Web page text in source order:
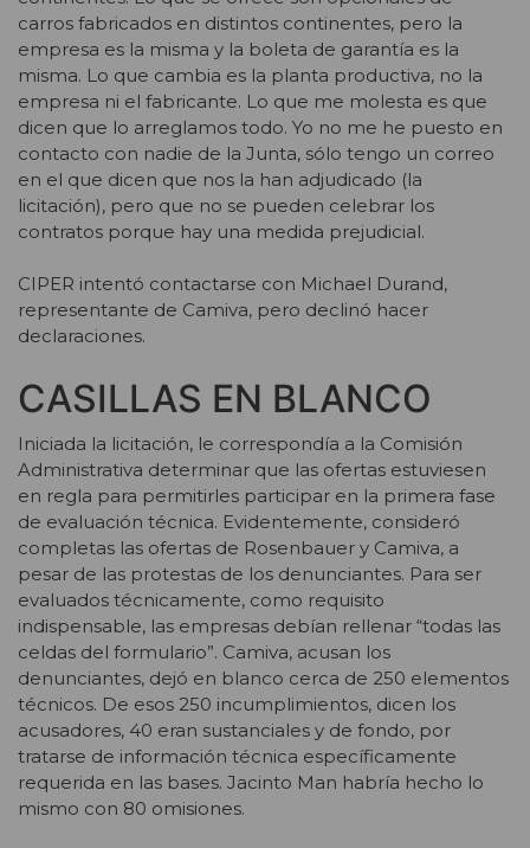
carros fabricados en distintos continentes, pero la
empresa es la misma y la boleta de garantía es la
misma. Lo que cambia es la planta productiva, no la
empresa ni el fabricante. Lo que me molesta es que
dicen que lo arreglamos todo. Yo no me he puesto en
contacto con nadie de la Junta, sólo tengo un correo
en el que dicen que nos la han adjudicado (la
licitación), pero que no se pueden celebrar los
contratos porque hay una medida prejudicial.
CIPER intentó contactarse con Michael Durand,
representante de Camiva, pero declinó hacer
declaraciones.
CASILLAS EN BLANCO
Iniciada la licitación, le correspondía a la Comisión
Administrativa determinar que las ofertas estuviesen
en regla para permitirles participar en la primera fase
de evaluación técnica. Evidentemente, consideró
completas las ofertas de Rosenbauer y Camiva, a
pesar de las protestas de los denunciantes. Para ser
evaluados técnicamente, como requisito
indispensable, las empresas debían rellenar “todas las
celdas del formulario”. Camiva, acusan los
denunciantes, dejó en blanco cerca de 250 elementos
técnicos. De esos 250 incumplimientos, dicen los
acusadores, 40 eran sustanciales y de fondo, por
tratarse de información técnica específicamente
requerida en las bases. Jacinto Man habría hecho lo
mismo con 80 omisiones.